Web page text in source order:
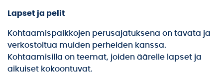
Lapset ja pelit
Kohtaamispaikkojen perusajatuksena on tavata ja
verkostoitua muiden perheiden kanssa.
Kohtaamisilla on teemat, joiden äärelle lapset ja
aikuiset kokoontuvat.